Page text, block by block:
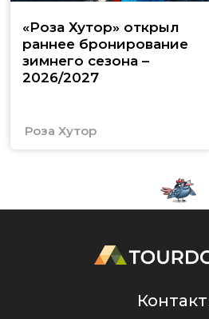
«Роза Хутор» открыл
раннее бронирование
зимнего сезона –
2026/2027
Роза Хутор